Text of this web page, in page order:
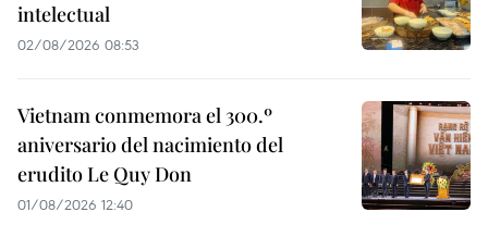
intelectual
02/08/2026 08:53
Vietnam conmemora el 300.º
aniversario del nacimiento del
erudito Le Quy Don
01/08/2026 12:40